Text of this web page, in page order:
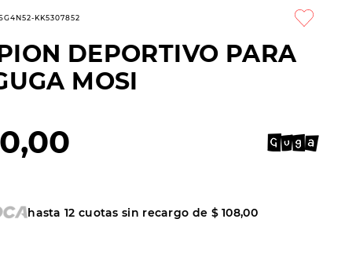
KK5307852
DEPORTIVO PARA
MOSI
,00
hasta12 cuotas sin recargo de $ 108,00